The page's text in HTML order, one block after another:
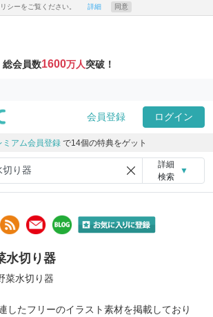
シーをご覧ください。 詳細 同意
総会員数1600万人突破！
会員登録 ログイン
ミアム会員登録 で14個の特典をゲット
詳細
検索
▼
水切り器
菜水切り器
したフリーのイラスト素材を掲載しており